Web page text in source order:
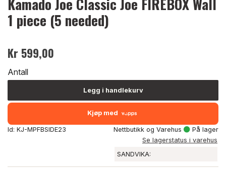
1 piece (5 needed)
Kr 599,00
Antall
Legg i handlekurv
Kjøp med
Id: KJ-MPFBSIDE23 Nettbutikk og Varehus
På lager
Se lagerstatus i varehus
SANDVIKA: